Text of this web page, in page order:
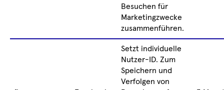
Besuchen für
Marketingzwecke
zusammenführen.
Setzt individuelle
Nutzer-ID. Zum
Speichern und
Verfolgen von